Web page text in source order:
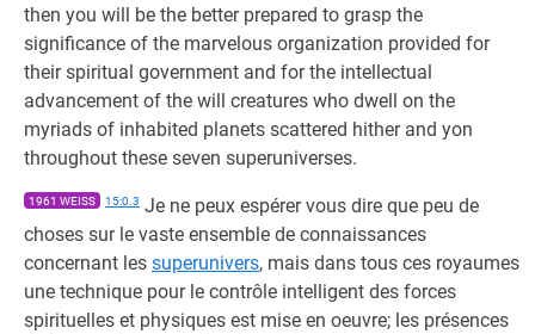
then you will be the better prepared to grasp the
significance of the marvelous organization provided for
their spiritual government and for the intellectual
advancement of the will creatures who dwell on the
myriads of inhabited planets scattered hither and yon
throughout these seven superuniverses.
1961 WEISS 15:0.3 Je ne peux espérer vous dire que peu de
choses sur le vaste ensemble de connaissances
concernant les superunivers, mais dans tous ces royaumes
une technique pour le contrôle intelligent des forces
spirituelles et physiques est mise en oeuvre; les présences